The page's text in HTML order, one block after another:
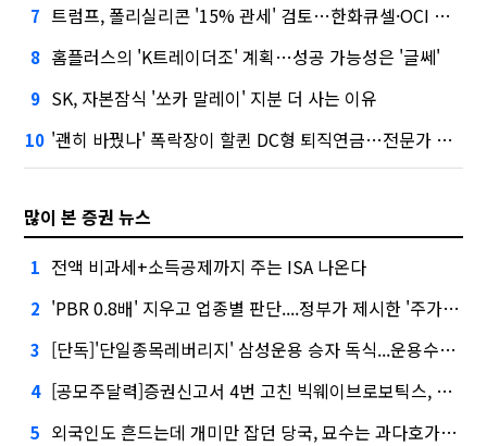
7 트럼프, 폴리실리콘 '15% 관세' 검토…한화큐셀·OCI 영향은?
8 홈플러스의 'K트레이더조' 계획…성공 가능성은 '글쎄'
9 SK, 자본잠식 '쏘카 말레이' 지분 더 사는 이유
10 '괜히 바꿨나' 폭락장이 할퀸 DC형 퇴직연금…전문가 조언은
많이 본 증권 뉴스
1 전액 비과세+소득공제까지 주는 ISA 나온다
2 'PBR 0.8배' 지우고 업종별 판단....정부가 제시한 '주가 누르기' 방지법
3 [단독]'단일종목레버리지' 삼성운용 승자 독식...운용수익 미래에셋의 6배
4 [공모주달력]증권신고서 4번 고친 빅웨이브로보틱스, 수요예측
5 외국인도 흔드는데 개미만 잡던 당국, 묘수는 과다호가부담금?